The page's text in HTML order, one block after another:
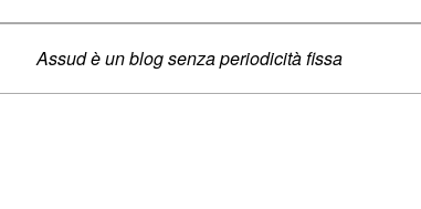
Assud è un blog senza periodicità fissa